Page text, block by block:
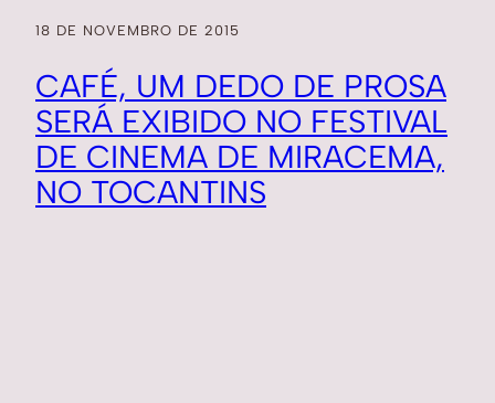
18 DE NOVEMBRO DE 2015
CAFÉ, UM DEDO DE PROSA
SERÁ EXIBIDO NO FESTIVAL
DE CINEMA DE MIRACEMA,
NO TOCANTINS